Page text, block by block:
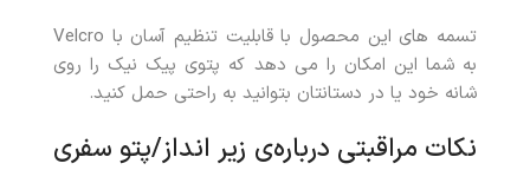
تسمه های این محصول با قابلیت تنظیم آسان با Velcro
به شما این امکان را می دهد که پتوی پیک نیک را روی
شانه خود یا در دستانتان بتوانید به راحتی حمل کنید.
نکات مراقبتی درباره‌ی زیر انداز/پتو سفری